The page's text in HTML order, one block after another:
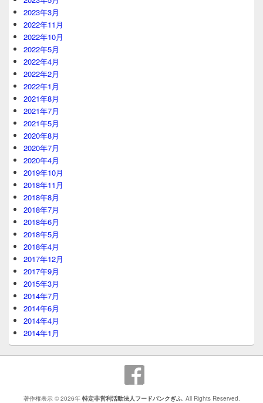
2023年3月
2022年11月
2022年10月
2022年5月
2022年4月
2022年2月
2022年1月
2021年8月
2021年7月
2021年5月
2020年8月
2020年7月
2020年4月
2019年10月
2018年11月
2018年8月
2018年7月
2018年6月
2018年5月
2018年4月
2017年12月
2017年9月
2015年3月
2014年7月
2014年6月
2014年4月
2014年1月
著作権表示 © 2026年 特定非営利活動法人フードバンクぎふ. All Rights Reserved.